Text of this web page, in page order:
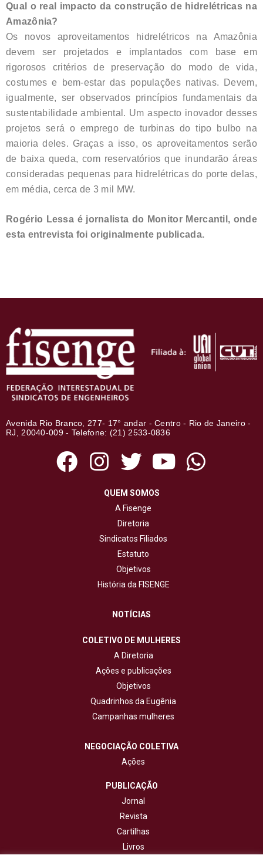
Qual o real impacto da construção de hidrelétricas na
Amazônia?
Os novos aproveitamentos hidrelétricos na Amazônia
devem ser projetados e implantados com base em
rigorosos critérios de preservação do modo de vida,
costumes e bem-estar das populações nativas. Devem,
igualmente, ser observados princípios fundamentais da
sustentabilidade ambiental. Um aspecto inovador desses
projetos será o emprego de turbinas do tipo bulbo na
maioria deles. Graças a isso, os aproveitamentos serão
de baixa queda, com reservatórios que inundarão áreas
consideradas pequenas para hidrelétricas do porte delas,
em média, cerca de 3 mil MW.
Rogério Lessa é jornalista do Monitor Mercantil, onde
esta entrevista foi originalmente publicada.
Avenida Rio Branco, 277- 17° andar - Centro - Rio de Janeiro -
RJ, 20040-009 - Telefone: (21) 2533-0836
QUEM SOMOS
A Fisenge
Diretoria
Sindicatos Filiados
Estatuto
Objetivos
História da FISENGE
NOTÍCIAS
COLETIVO DE MULHERES
A Diretoria
Ações e publicações
Objetivos
Quadrinhos da Eugênia
Campanhas mulheres
NEGOCIAÇÃO COLETIVA
Ações
PUBLICAÇÃO
Jornal
Revista
Cartilhas
Livros